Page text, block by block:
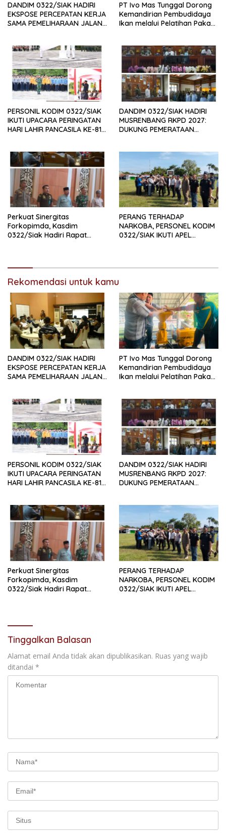
DANDIM 0322/SIAK HADIRI
EKSPOSE PERCEPATAN KERJA
SAMA PEMELIHARAAN JALAN
INFRASTRUKTUR
PT Ivo Mas Tunggal Dorong
Kemandirian Pembudidaya
Ikan melalui Pelatihan Pakan
PERSONIL KODIM 0322/SIAK
IKUTI UPACARA PERINGATAN
HARI LAHIR PANCASILA KE-81
DANDIM 0322/SIAK HADIRI
MUSRENBANG RKPD 2027:
DUKUNG PEMERATAAN
Perkuat Sinergitas
Forkopimda, Kasdim
0322/Siak Hadiri Rapat
PERANG TERHADAP
NARKOBA, PERSONEL KODIM
0322/SIAK IKUTI APEL
Rekomendasi untuk kamu
DANDIM 0322/SIAK HADIRI
EKSPOSE PERCEPATAN KERJA
SAMA PEMELIHARAAN JALAN
INFRASTRUKTUR
PT Ivo Mas Tunggal Dorong
Kemandirian Pembudidaya
Ikan melalui Pelatihan Pakan
PERSONIL KODIM 0322/SIAK
IKUTI UPACARA PERINGATAN
HARI LAHIR PANCASILA KE-81
DANDIM 0322/SIAK HADIRI
MUSRENBANG RKPD 2027:
DUKUNG PEMERATAAN
Perkuat Sinergitas
Forkopimda, Kasdim
0322/Siak Hadiri Rapat
PERANG TERHADAP
NARKOBA, PERSONEL KODIM
0322/SIAK IKUTI APEL
Tinggalkan Balasan
Alamat email Anda tidak akan dipublikasikan. Ruas yang wajib
ditandai *